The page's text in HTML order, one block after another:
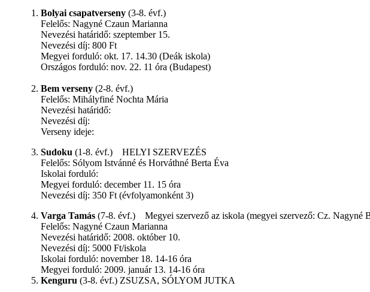
Bolyai csapatverseny (3-8. évf.)
Felelős: Nagyné Czaun Marianna
Nevezési határidő: szeptember 15.
Nevezési díj: 800 Ft
Megyei forduló: okt. 17. 14.30 (Deák iskola)
Országos forduló: nov. 22. 11 óra (Budapest)
Bem verseny (2-8. évf.)
Felelős: Mihályfiné Nochta Mária
Nevezési határidő:
Nevezési díj:
Verseny ideje:
Sudoku (1-8. évf.)HELYI SZERVEZÉS
Felelős: Sólyom Istvánné és Horváthné Berta Éva
Iskolai forduló:
Megyei forduló: december 11. 15 óra
Nevezési díj: 350 Ft (évfolyamonként 3)
Varga Tamás (7-8. évf.) Megyei szervező az iskola (megyei szervező: Cz. Nagyné
Felelős: Nagyné Czaun Marianna
Nevezési határidő: 2008. október 10.
Nevezési díj: 5000 Ft/iskola
Iskolai forduló: november 18. 14-16 óra
Megyei forduló: 2009. január 13. 14-16 óra
Kenguru (3-8. évf.)ZSUZSA, SÓLYOM JUTKA